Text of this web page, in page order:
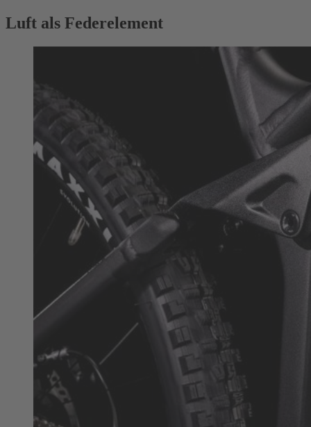
Luft als Federelement